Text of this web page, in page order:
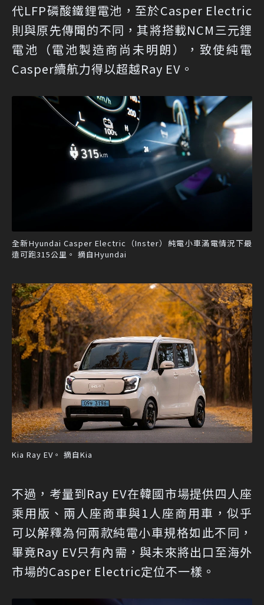
代LFP磷酸鐵鋰電池，至於Casper Electric
則與原先傳聞的不同，其將搭載NCM三元鋰
電池（電池製造商尚未明朗），致使純電
Casper續航力得以超越Ray EV。
全新Hyundai Casper Electric（Inster）純電小車滿電情況下最
遠可跑315公里。 摘自Hyundai
Kia Ray EV。 摘自Kia
不過，考量到Ray EV在韓國市場提供四人座
乘用版、兩人座商車與1人座商用車，似乎
可以解釋為何兩款純電小車規格如此不同，
畢竟Ray EV只有內需，與未來將出口至海外
市場的Casper Electric定位不一樣。